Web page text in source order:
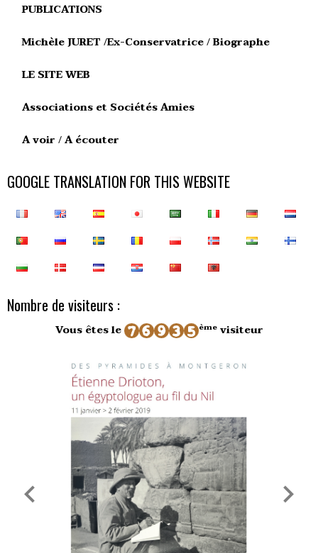
PUBLICATIONS
Michèle JURET /Ex-Conservatrice / Biographe
LE SITE WEB
Associations et Sociétés Amies
A voir / A écouter
GOOGLE TRANSLATION FOR THIS WEBSITE
Nombre de visiteurs :
Vous êtes le èmevisiteur